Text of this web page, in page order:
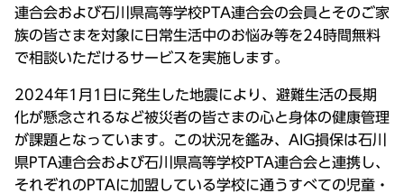
連合会および石川県高等学校PTA連合会の会員とそのご家
族の皆さまを対象に日常生活中のお悩み等を24時間無料
で相談いただけるサービスを実施します。
2024年1月1日に発生した地震により、避難生活の長期
化が懸念されるなど被災者の皆さまの心と身体の健康管理
が課題となっています。この状況を鑑み、AIG損保は石川
県PTA連合会および石川県高等学校PTA連合会と連携し、
それぞれのPTAに加盟している学校に通うすべての児童・